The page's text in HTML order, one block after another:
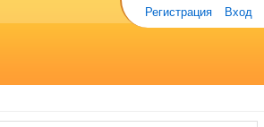
Регистрация Вход